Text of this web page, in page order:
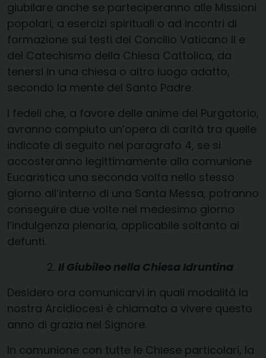
giubilare anche se parteciperanno alle Missioni
popolari, a esercizi spirituali o ad incontri di
formazione sui testi del Concilio Vaticano II e
del Catechismo della Chiesa Cattolica, da
tenersi in una chiesa o altro luogo adatto,
secondo la mente del Santo Padre.
I fedeli che, a favore delle anime del Purgatorio,
avranno compiuto un’opera di carità tra quelle
indicate di seguito nel paragrafo 4, se si
accosteranno legittimamente alla comunione
Eucaristica una seconda volta nello stesso
giorno all’interno di una Santa Messa, potranno
conseguire due volte nel medesimo giorno
l’indulgenza plenaria, applicabile soltanto ai
defunti.
Il Giubileo nella Chiesa Idruntina
Desidero ora comunicarvi in quali modalità la
nostra Arcidiocesi è chiamata a vivere questo
anno di grazia nel Signore.
In comunione con tutte le Chiese particolari, la